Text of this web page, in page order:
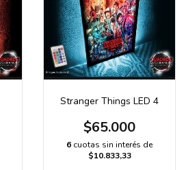
Stranger Things LED 4
$65.000
6 cuotas sin interés de
$10.833,33